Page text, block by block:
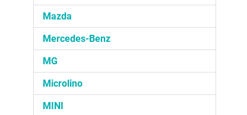
Mazda
Mercedes-Benz
MG
Microlino
MINI